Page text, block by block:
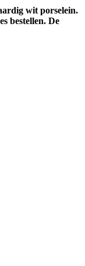
wit porselein.
bestellen. De